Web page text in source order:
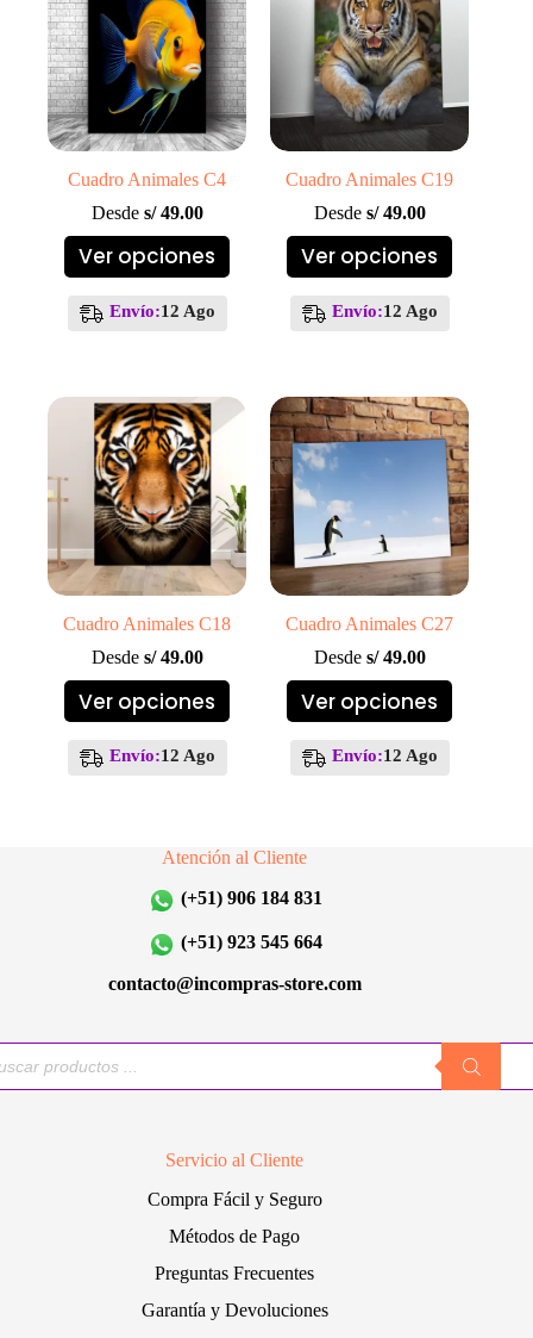
Cuadro Animales C4
Desde s/49.00
Ver opciones
Este
producto
múltiples
se
pueden
elegir
en
la
página
de
producto
Envío:12 Ago
Cuadro Animales C19
Desde s/49.00
Ver opciones
Este
producto
múltiples
se
pueden
elegir
en
de
producto
Envío:12 Ago
Cuadro Animales C18
Desde s/49.00
Ver opciones
Este
producto
múltiples
pueden
en
página
producto
Envío:12 Ago
Cuadro Animales C27
Desde s/49.00
Ver opciones
Este
producto
múltiples
Envío:12 Ago
Atención al Cliente
(+51) 906 184 831
(+51) 923 545 664
contacto@incompras-store.com
Servicio al Cliente
Compra Fácil y Seguro
Métodos de Pago
Preguntas Frecuentes
Garantía y Devoluciones